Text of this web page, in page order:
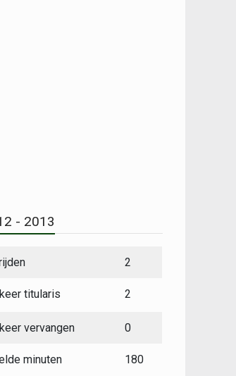
- 2013
2
titularis 2
vervangen 0
minuten 180